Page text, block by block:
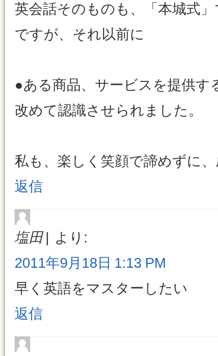
英会話そのものも、「本城式
ですが、それ以前に
●ある商品、サービスを提供す
改めて認識させられました。
私も、楽しく笑顔で諦めずに
返信
塩田
より:
2011年9月18日 1:13 PM
早く英語をマスターしたい
返信